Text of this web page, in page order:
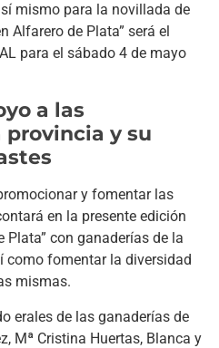
mismo para la novillada de
Alfarero de Plata” será el
para el sábado 4 de mayo
a las
provincia y su
y fomentar las
en la presente edición
Plata” con ganaderías de la
como fomentar la diversidad
mismas.
erales de las ganaderías de
Mª Cristina Huertas, Blanca y